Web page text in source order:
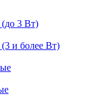
(до 3 Вт)
и более Вт)